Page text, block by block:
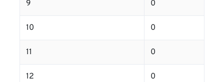
9 0
10 0
11 0
12 0